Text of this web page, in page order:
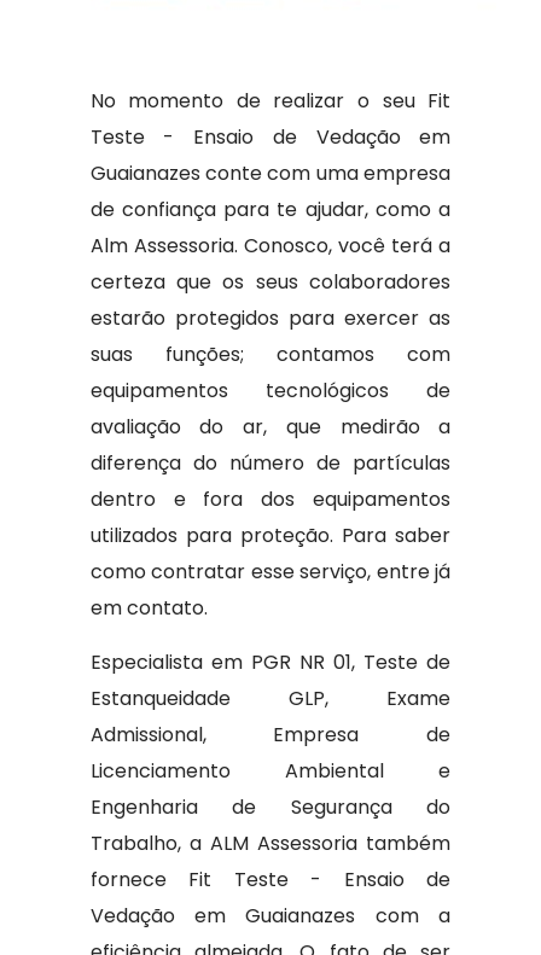
No momento de realizar o seu Fit
Teste - Ensaio de Vedação em
Guaianazes conte com uma empresa
de confiança para te ajudar, como a
Alm Assessoria. Conosco, você terá a
certeza que os seus colaboradores
estarão protegidos para exercer as
suas funções; contamos com
equipamentos tecnológicos de
avaliação do ar, que medirão a
diferença do número de partículas
dentro e fora dos equipamentos
utilizados para proteção. Para saber
como contratar esse serviço, entre já
em contato.
Especialista em PGR NR 01, Teste de
Estanqueidade GLP, Exame
Admissional, Empresa de
Licenciamento Ambiental e
Engenharia de Segurança do
Trabalho, a ALM Assessoria também
fornece Fit Teste - Ensaio de
Vedação em Guaianazes com a